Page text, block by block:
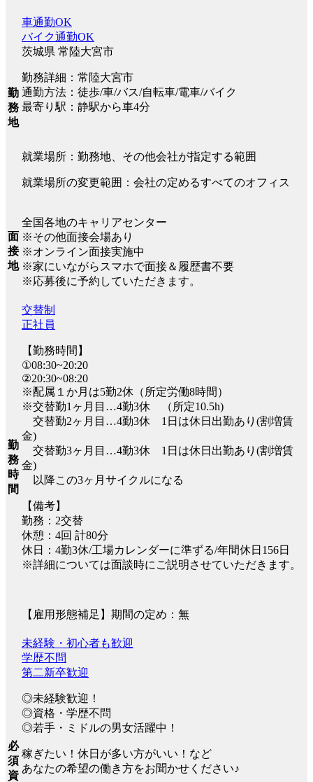
勤
務
地
車通勤OK
バイク通勤OK
茨城県 常陸大宮市
勤務詳細：常陸大宮市
通勤方法：徒歩/車/バス/自転車/電車/バイク
最寄り駅：静駅から車4分
就業場所：勤務地、その他会社が指定する範囲
就業場所の変更範囲：会社の定めるすべてのオフィス
面
接
地
全国各地のキャリアセンター
※その他面接会場あり
※オンライン面接実施中
※家にいながらスマホで面接＆履歴書不要
※応募後に予約していただきます。
勤
務
時
間
交替制
正社員
【勤務時間】
①08:30~20:20
②20:30~08:20
※配属１か月は5勤2休（所定労働8時間）
※交替勤1ヶ月目…4勤3休 （所定10.5h)
交替勤2ヶ月目…4勤3休 1日は休日出勤あり(割増賃
金)
交替勤3ヶ月目…4勤3休 1日は休日出勤あり(割増賃
金)
以降この3ヶ月サイクルになる
【備考】
勤務：2交替
休憩：4回 計80分
休日：4勤3休/工場カレンダーに準ずる/年間休日156日
※詳細については面談時にご説明させていただきます。
【雇用形態補足】期間の定め：無
必
須
資
未経験・初心者も歓迎
学歴不問
第二新卒歓迎
◎未経験歓迎！
◎資格・学歴不問
◎若手・ミドルの男女活躍中！
稼ぎたい！休日が多い方がいい！など
あなたの希望の働き方をお聞かせください♪